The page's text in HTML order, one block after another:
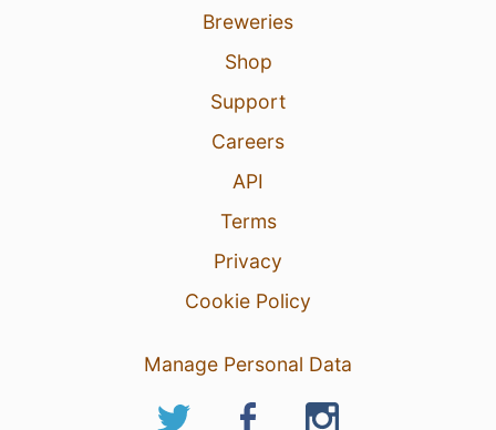
Breweries
Shop
Support
Careers
API
Terms
Privacy
Cookie Policy
Manage Personal Data